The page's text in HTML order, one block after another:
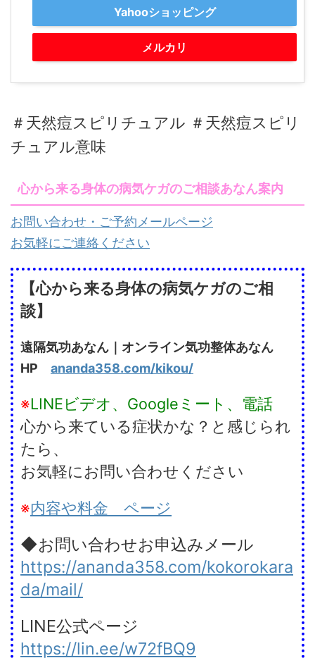
Yahooショッピング
メルカリ
＃天然痘スピリチュアル ＃天然痘スピリ
チュアル意味
心から来る身体の病気ケガのご相談あなん案内
お問い合わせ・ご予約メールページ
お気軽にご連絡ください
【心から来る身体の病気ケガのご相
談】
遠隔気功あなん｜オンライン気功整体あなん
HP ananda358.com/kikou/
※LINEビデオ、Googleミート、電話
心から来ている症状かな？と感じられ
たら、
お気軽にお問い合わせください
※内容や料金 ページ
◆お問い合わせお申込みメール
https://ananda358.com/kokorokara
da/mail/
LINE公式ページ
https://lin.ee/w72fBQ9